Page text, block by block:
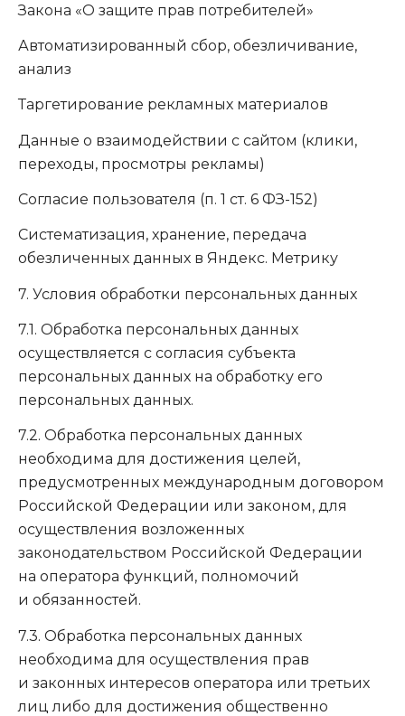
Закона «О защите прав потребителей»
Автоматизированный сбор, обезличивание,
анализ
Таргетирование рекламных материалов
Данные о взаимодействии с сайтом (клики,
переходы, просмотры рекламы)
Согласие пользователя (п. 1 ст. 6 ФЗ-152)
Систематизация, хранение, передача
обезличенных данных в Яндекс. Метрику
7. Условия обработки персональных данных
7.1. Обработка персональных данных
осуществляется с согласия субъекта
персональных данных на обработку его
персональных данных.
7.2. Обработка персональных данных
необходима для достижения целей,
предусмотренных международным договором
Российской Федерации или законом, для
осуществления возложенных
законодательством Российской Федерации
на оператора функций, полномочий
и обязанностей.
7.3. Обработка персональных данных
необходима для осуществления прав
и законных интересов оператора или третьих
лиц либо для достижения общественно